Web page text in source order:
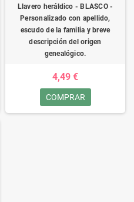
Llavero heráldico - BLASCO -
Personalizado con apellido,
escudo de la familia y breve
descripción del origen
genealógico.
4,49 €
COMPRAR